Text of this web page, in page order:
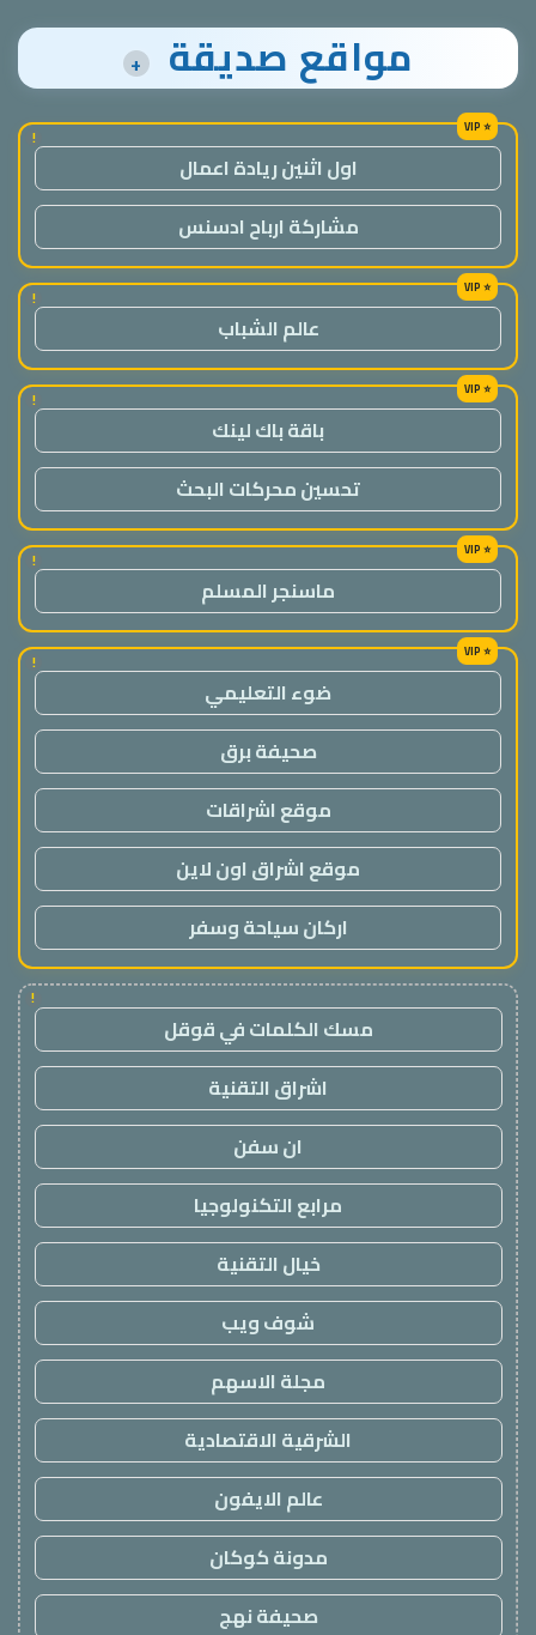
مواقع صديقة +
!
اول اثنين ريادة اعمال
مشاركة ارباح ادسنس
!
عالم الشباب
!
باقة باك لينك
تحسين محركات البحث
!
ماسنجر المسلم
!
ضوء التعليمي
صحيفة برق
موقع اشراقات
موقع اشراق اون لاين
اركان سياحة وسفر
!
مسك الكلمات في قوقل
اشراق التقنية
ان سفن
مرابع التكنولوجيا
خيال التقنية
شوف ويب
مجلة الاسهم
الشرقية الاقتصادية
عالم الايفون
مدونة كوكان
صحيفة نهج